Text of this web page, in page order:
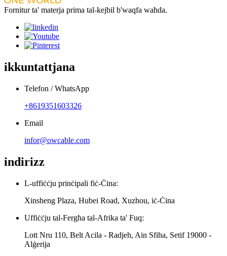
Fornitur ta' materja prima tal-kejbil b'waqfa waħda.
ikkuntattjana
Telefon / WhatsApp
+8619351603326
Email
infor@owcable.com
indirizz
L-uffiċċju prinċipali fiċ-Ċina:
Xinsheng Plaza, Hubei Road, Xuzhou, iċ-Ċina
Uffiċċju tal-Fergħa tal-Afrika ta' Fuq:
Lott Nru 110, Belt Acila - Radjeh, Ain Sfiha, Setif 19000 -
Alġerija